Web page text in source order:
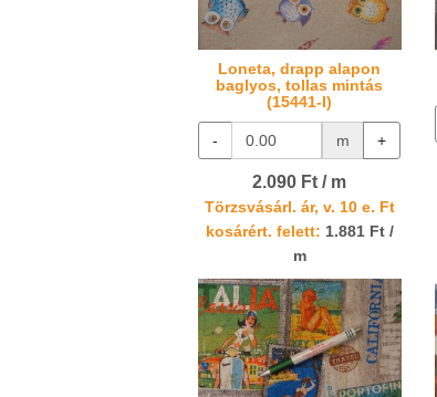
Loneta, drapp alapon
baglyos, tollas mintás
(15441-I)
- m +
2.090 Ft / m
Törzsvásárl. ár, v. 10 e. Ft
kosárért. felett: 1.881 Ft /
m